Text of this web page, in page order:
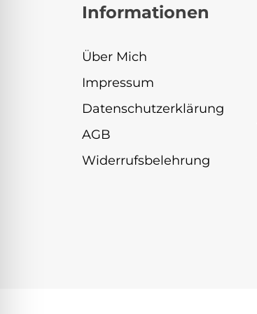
Informationen
Über Mich
Impressum
Datenschutzerklärung
AGB
Widerrufsbelehrung